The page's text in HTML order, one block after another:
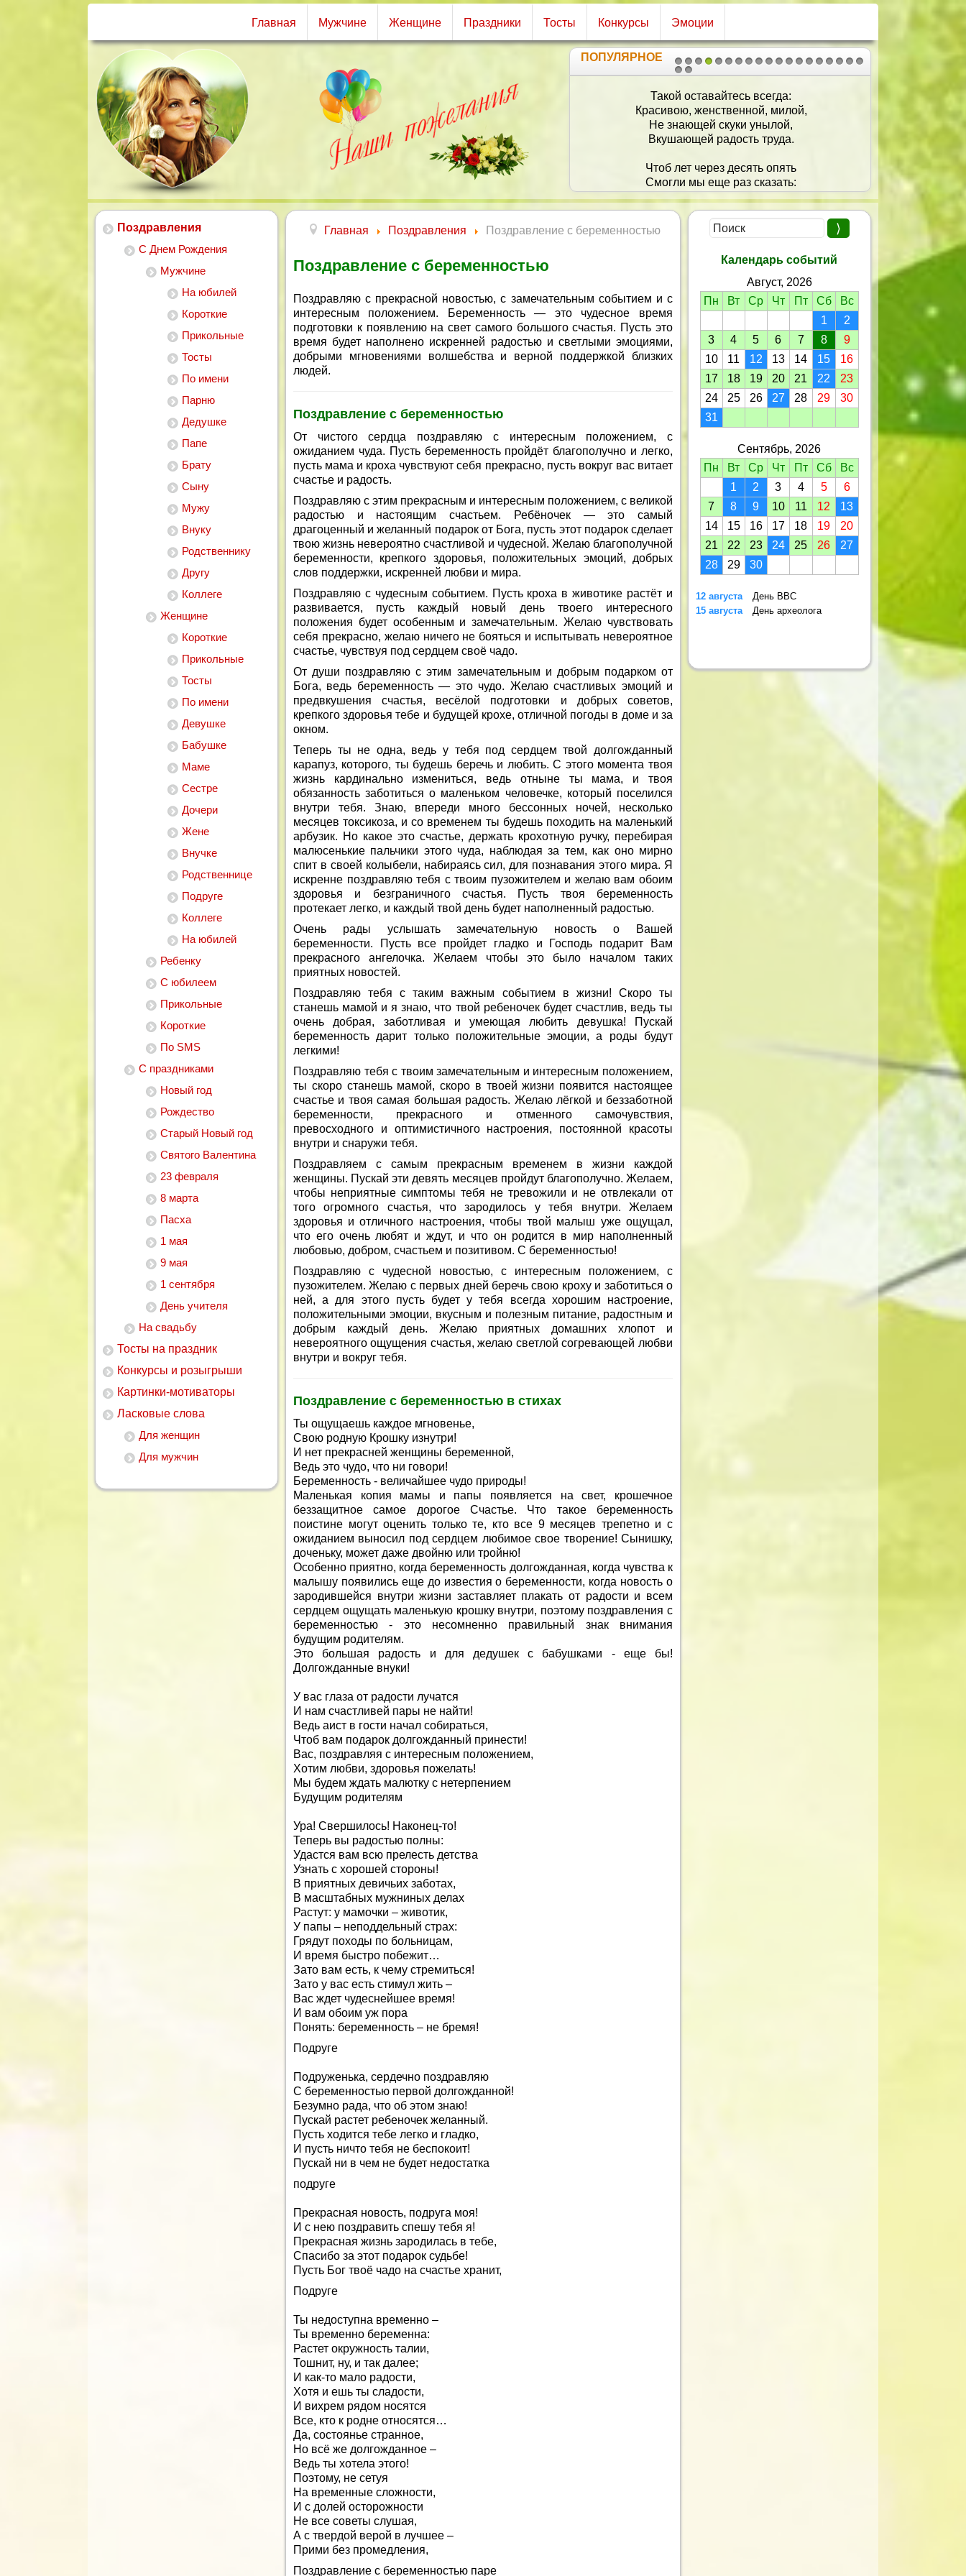
Главная Мужчине Женщине Праздники Тосты Конкурсы Эмоции
1 2
2021
ПОПУЛЯРНОЕ
Такой оставайтесь всегда:
Красивою, женственной, милой,
Не знающей скуки унылой,
Вкушающей радость труда.
Чтоб лет через десять опять
Смогли мы еще раз сказать:
На вид вам всего двадцать пять,
А может чуть-чуть с половиной!
Поздравления
С Днем Рождения
Мужчине
На юбилей
Короткие
Прикольные
Тосты
По имени
Парню
Дедушке
Папе
Брату
Сыну
Мужу
Внуку
Родственнику
Другу
Коллеге
Женщине
Короткие
Прикольные
Тосты
По имени
Девушке
Бабушке
Маме
Сестре
Дочери
Жене
Внучке
Родственнице
Подруге
Коллеге
На юбилей
Ребенку
С юбилеем
Прикольные
Короткие
По SMS
С праздниками
Новый год
Рождество
Старый Новый год
Святого Валентина
23 февраля
8 марта
Пасха
1 мая
9 мая
1 сентября
День учителя
На свадьбу
Тосты на праздник
Конкурсы и розыгрыши
Картинки-мотиваторы
Ласковые слова
Для женщин
Для мужчин
Главная Поздравления Поздравление с беременностью
Поздравление с беременностью
Поздравляю с прекрасной новостью, с замечательным событием и с
интересным положением. Беременность — это чудесное время
подготовки к появлению на свет самого большого счастья. Пусть это
время будет наполнено искренней радостью и светлыми эмоциями,
добрыми мгновениями волшебства и верной поддержкой близких
людей.
Поздравление с беременностью
От чистого сердца поздравляю с интересным положением, с
ожиданием чуда. Пусть беременность пройдёт благополучно и легко,
пусть мама и кроха чувствуют себя прекрасно, пусть вокруг вас витает
счастье и радость.
Поздравляю с этим прекрасным и интересным положением, с великой
радостью и настоящим счастьем. Ребёночек — это самый
драгоценный и желанный подарок от Бога, пусть этот подарок сделает
твою жизнь невероятно счастливой и чудесной. Желаю благополучной
беременности, крепкого здоровья, положительных эмоций, добрых
слов поддержки, искренней любви и мира.
Поздравляю с чудесным событием. Пусть кроха в животике растёт и
развивается, пусть каждый новый день твоего интересного
положения будет особенным и замечательным. Желаю чувствовать
себя прекрасно, желаю ничего не бояться и испытывать невероятное
счастье, чувствуя под сердцем своё чадо.
От души поздравляю с этим замечательным и добрым подарком от
Бога, ведь беременность — это чудо. Желаю счастливых эмоций и
предвкушения счастья, весёлой подготовки и добрых советов,
крепкого здоровья тебе и будущей крохе, отличной погоды в доме и за
окном.
Теперь ты не одна, ведь у тебя под сердцем твой долгожданный
карапуз, которого, ты будешь беречь и любить. С этого момента твоя
жизнь кардинально измениться, ведь отныне ты мама, и твоя
обязанность заботиться о маленьком человечке, который поселился
внутри тебя. Знаю, впереди много бессонных ночей, несколько
месяцев токсикоза, и со временем ты будешь походить на маленький
арбузик. Но какое это счастье, держать крохотную ручку, перебирая
малюсенькие пальчики этого чуда, наблюдая за тем, как оно мирно
спит в своей колыбели, набираясь сил, для познавания этого мира. Я
искренне поздравляю тебя с твоим пузожителем и желаю вам обоим
здоровья и безграничного счастья. Пусть твоя беременность
протекает легко, и каждый твой день будет наполненный радостью.
Очень рады услышать замечательную новость о Вашей
беременности. Пусть все пройдет гладко и Господь подарит Вам
прекрасного ангелочка. Желаем чтобы это было началом таких
приятных новостей.
Поздравляю тебя с таким важным событием в жизни! Скоро ты
станешь мамой и я знаю, что твой ребеночек будет счастлив, ведь ты
очень добрая, заботливая и умеющая любить девушка! Пускай
беременность дарит только положительные эмоции, а роды будут
легкими!
Поздравляю тебя с твоим замечательным и интересным положением,
ты скоро станешь мамой, скоро в твоей жизни появится настоящее
счастье и твоя самая большая радость. Желаю лёгкой и беззаботной
беременности, прекрасного и отменного самочувствия,
превосходного и оптимистичного настроения, постоянной красоты
внутри и снаружи тебя.
Поздравляем с самым прекрасным временем в жизни каждой
женщины. Пускай эти девять месяцев пройдут благополучно. Желаем,
чтобы неприятные симптомы тебя не тревожили и не отвлекали от
того огромного счастья, что зародилось у тебя внутри. Желаем
здоровья и отличного настроения, чтобы твой малыш уже ощущал,
что его очень любят и ждут, и что он родится в мир наполненный
любовью, добром, счастьем и позитивом. С беременностью!
Поздравляю с чудесной новостью, с интересным положением, с
пузожителем. Желаю с первых дней беречь свою кроху и заботиться о
ней, а для этого пусть будет у тебя всегда хорошим настроение,
положительными эмоции, вкусным и полезным питание, радостным и
добрым каждый день. Желаю приятных домашних хлопот и
невероятного ощущения счастья, желаю светлой согревающей любви
внутри и вокруг тебя.
Поздравление с беременностью в стихах
Ты ощущаешь каждое мгновенье,
Свою родную Крошку изнутри!
И нет прекрасней женщины беременной,
Ведь это чудо, что ни говори!
Беременность - величайшее чудо природы!
Маленькая копия мамы и папы появляется на свет, крошечное
беззащитное самое дорогое Счастье. Что такое беременность
поистине могут оценить только те, кто все 9 месяцев трепетно и с
ожиданием выносил под сердцем любимое свое творение! Сынишку,
доченьку, может даже двойню или тройню!
Особенно приятно, когда беременность долгожданная, когда чувства к
малышу появились еще до известия о беременности, когда новость о
зародившейся внутри жизни заставляет плакать от радости и всем
сердцем ощущать маленькую крошку внутри, поэтому поздравления с
беременностью - это несомненно правильный знак внимания
будущим родителям.
Это большая радость и для дедушек с бабушками - еще бы!
Долгожданные внуки!
У вас глаза от радости лучатся
И нам счастливей пары не найти!
Ведь аист в гости начал собираться,
Чтоб вам подарок долгожданный принести!
Вас, поздравляя с интересным положением,
Хотим любви, здоровья пожелать!
Мы будем ждать малютку с нетерпением
Будущим родителям
Ура! Свершилось! Наконец-то!
Теперь вы радостью полны:
Удастся вам всю прелесть детства
Узнать с хорошей стороны!
В приятных девичьих заботах,
В масштабных мужниных делах
Растут: у мамочки – животик,
У папы – неподдельный страх:
Грядут походы по больницам,
И время быстро побежит…
Зато вам есть, к чему стремиться!
Зато у вас есть стимул жить –
Вас ждет чудеснейшее время!
И вам обоим уж пора
Понять: беременность – не бремя!
Подруге
Подруженька, сердечно поздравляю
С беременностью первой долгожданной!
Безумно рада, что об этом знаю!
Пускай растет ребеночек желанный.
Пусть ходится тебе легко и гладко,
И пусть ничто тебя не беспокоит!
Пускай ни в чем не будет недостатка
подруге
Прекрасная новость, подруга моя!
И с нею поздравить спешу тебя я!
Прекрасная жизнь зародилась в тебе,
Спасибо за этот подарок судьбе!
Пусть Бог твоё чадо на счастье хранит,
Подруге
Ты недоступна временно –
Ты временно беременна:
Растет окружность талии,
Тошнит, ну, и так далее;
И как-то мало радости,
Хотя и ешь ты сладости,
И вихрем рядом носятся
Все, кто к родне относятся…
Да, состоянье странное,
Но всё же долгожданное –
Ведь ты хотела этого!
Поэтому, не сетуя
На временные сложности,
И с долей осторожности
Не все советы слушая,
А с твердой верой в лучшее –
Прими без промедления,
Поздравление с беременностью паре
Календарь событий
Август, 2026
Пн
Вт Ср Чт Пт Сб
Вс
1
2
3
4 5 6 7 8
9
10
11 12 13 14 15
16
17
18 19 20 21 22
23
24
25 26 27 28 29
30
31
Сентябрь, 2026
Пн
Вт Ср Чт Пт Сб
Вс
1
2 3 4 5
6
7
8 9 10 11 12
13
14
15 16 17 18 19
20
21
22 23 24 25 26
27
28
29 30
12 августа
День ВВС
15 августа
День археолога